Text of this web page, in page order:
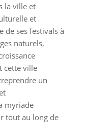
la ville et
et
de ses festivals à
naturels,
cette ville
un
myriade
tout au long de